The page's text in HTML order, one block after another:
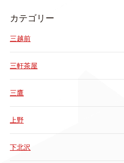
カテゴリー
三越前
三軒茶屋
三鷹
上野
下北沢